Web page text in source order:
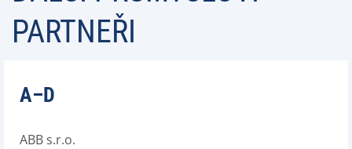
PARTNEŘI
A–D
ABB s.r.o.